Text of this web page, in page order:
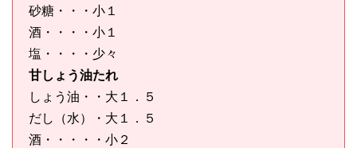
砂糖・・・小１
酒・・・・小１
塩・・・・少々
甘しょう油たれ
しょう油・・大１．５
だし（水）・大１．５
酒・・・・・小２